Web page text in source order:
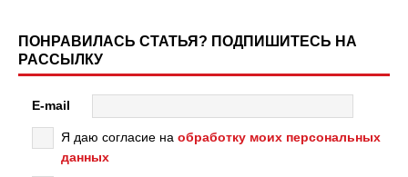
ПОНРАВИЛАСЬ СТАТЬЯ? ПОДПИШИТЕСЬ НА
РАССЫЛКУ
E-mail
Я даю согласие на обработку моих персональных
данных